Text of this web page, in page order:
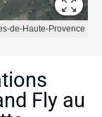
Fly au